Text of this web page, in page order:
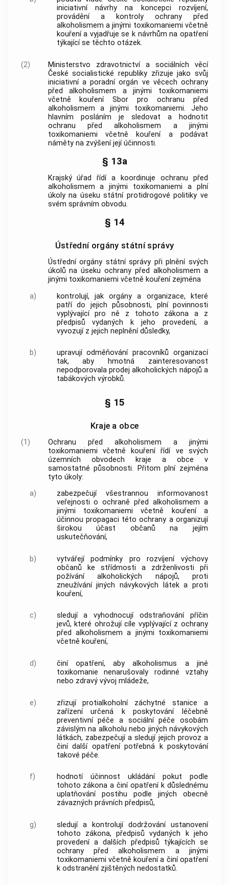
iniciativní návrhy na koncepci rozvíjení,
provádění a kontroly ochrany před
alkoholismem a jinými toxikomaniemi včetně
kouření a vyjadřuje se k návrhům na opatření
týkající se těchto otázek.
(2)
Ministerstvo zdravotnictví a sociálních věcí
České socialistické republiky zřizuje jako svůj
iniciativní a poradní orgán ve věcech ochrany
před alkoholismem a jinými toxikomaniemi
včetně kouření Sbor pro ochranu před
alkoholismem a jinými toxikomaniemi. Jeho
hlavním posláním je sledovat a hodnotit
ochranu před alkoholismem a jinými
toxikomaniemi včetně kouření a podávat
náměty na zvýšení její účinnosti.
§ 13a
Krajský úřad řídí a koordinuje ochranu před
alkoholismem a jinými toxikomaniemi a plní
úkoly na úseku státní protidrogové politiky ve
svém správním obvodu.
§ 14
Ústřední orgány státní správy
Ústřední orgány státní správy při plnění svých
úkolů na úseku ochrany před alkoholismem a
jinými toxikomaniemi včetně kouření zejména
a)
kontrolují, jak orgány a organizace, které
patří do jejich působnosti, plní povinnosti
vyplývající pro ně z tohoto zákona a z
předpisů vydaných k jeho provedení, a
vyvozují z jejich neplnění důsledky,
b)
upravují odměňování pracovníků organizací
tak, aby hmotná zainteresovanost
nepodporovala prodej alkoholických nápojů a
tabákových výrobků.
§ 15
Kraje a obce
(1)
Ochranu před alkoholismem a jinými
toxikomaniemi včetně kouření řídí ve svých
územních obvodech kraje a obce v
samostatné působnosti. Přitom plní zejména
tyto úkoly:
a)
zabezpečují všestrannou informovanost
veřejnosti o ochraně před alkoholismem a
jinými toxikomaniemi včetně kouření a
účinnou propagaci této ochrany a organizují
širokou účast občanů na jejím
uskutečňování,
b)
vytvářejí podmínky pro rozvíjení výchovy
občanů ke střídmosti a zdrženlivosti při
požívání alkoholických nápojů, proti
zneužívání jiných návykových látek a proti
kouření,
c)
sledují a vyhodnocují odstraňování příčin
jevů, které ohrožují cíle vyplývající z ochrany
před alkoholismem a jinými toxikomaniemi
včetně kouření,
d)
činí opatření, aby alkoholismus a jiné
toxikomanie nenarušovaly rodinné vztahy
nebo zdravý vývoj mládeže,
e)
zřizují protialkoholní záchytné stanice a
zařízení určená k poskytování léčebně
preventivní péče a sociální péče osobám
závislým na alkoholu nebo jiných návykových
látkách, zabezpečují a sledují jejich provoz a
činí další opatření potřebná k poskytování
takové péče.
f)
hodnotí účinnost ukládání pokut podle
tohoto zákona a činí opatření k důslednému
uplatňování postihu podle jiných obecně
závazných právních předpisů,
g)
sledují a kontrolují dodržování ustanovení
tohoto zákona, předpisů vydaných k jeho
provedení a dalších předpisů týkajících se
ochrany před alkoholismem a jinými
toxikomaniemi včetně kouření a činí opatření
k odstranění zjištěných nedostatků.